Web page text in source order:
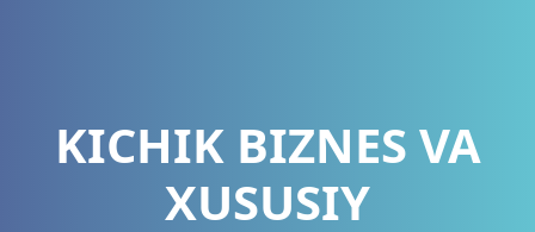
KICHIK BIZNES VA
XUSUSIY